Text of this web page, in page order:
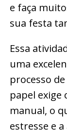
e faça
sua festa
Essa
uma
processo
papel exige
manual, o
estresse e